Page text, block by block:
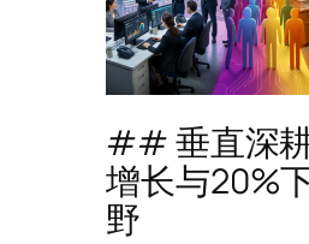
## 垂直深
增长与20%
野